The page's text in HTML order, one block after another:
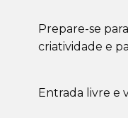
Prepare-se
criatividade e
Entrada livre e